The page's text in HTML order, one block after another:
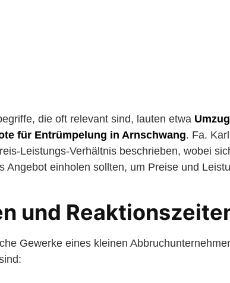
die oft relevant sind, lauten etwa
für Entrümpelung in Arnschwang. Fa.
Leistungs-Verhältnis beschrieben, wobei
Angebot einholen sollten, um Preise und
und
Gewerke eines kleinen